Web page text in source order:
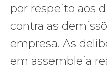
por respeito aos
contra as
empresa. As
em assembleia